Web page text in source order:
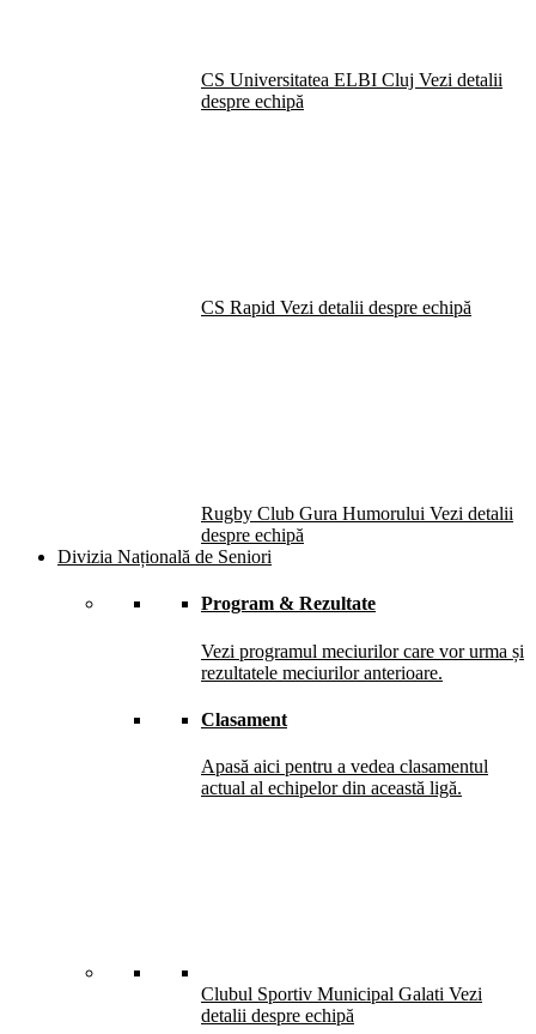
CS Universitatea ELBI Cluj Vezi detalii
despre echipă
CS Rapid Vezi detalii despre echipă
Rugby Club Gura Humorului Vezi detalii
despre echipă
Divizia Națională de Seniori
Program & Rezultate
Vezi programul meciurilor care vor urma și
rezultatele meciurilor anterioare.
Clasament
Apasă aici pentru a vedea clasamentul
actual al echipelor din această ligă.
Clubul Sportiv Municipal Galati Vezi
detalii despre echipă